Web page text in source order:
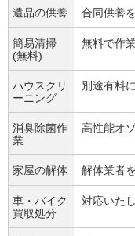
遺品の供養 合同供養
簡易清掃
(無料)
無料で作
ハウスクリ
ーニング
別途有料
消臭除菌作
業
高性能オ
家屋の解体 解体業者
車・バイク
買取処分
対応いた